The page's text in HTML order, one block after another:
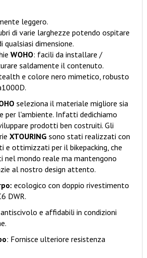
leggero.
di varie larghezze potendo ospitare
qualsiasi dimensione.
WOHO: facili da installare /
saldamente il contenuto.
e colore nero mimetico, robusto
seleziona il materiale migliore sia
per l'ambiente. Infatti dedichiamo
prodotti ben costruiti. Gli
XTOURINGsono stati realizzati con
e ottimizzati per il bikepacking, che
mondo reale ma mantengono
al nostro design attento.
ecologico con doppio rivestimento
DWR.
antiscivolo e affidabili in condizioni
: Fornisce ulteriore resistenza